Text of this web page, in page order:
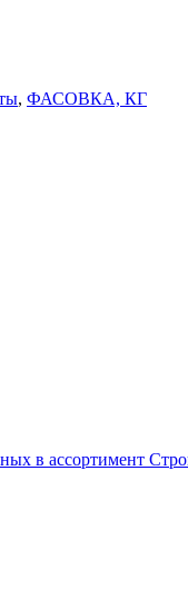
, ФАСОВКА, КГ
в ассортимент